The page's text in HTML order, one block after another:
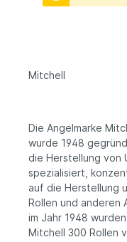
Mitchell
Die Angelmarke
wurde 1948
die Herstellung von
spezialisiert,
auf die Herstellung
Rollen und anderen
im Jahr 1948
Mitchell 300 Rollen